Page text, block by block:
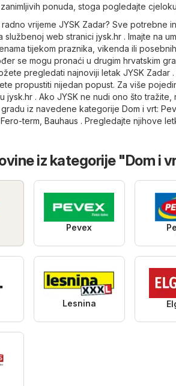
ponuda, stoga pogledajte
vrijeme JYSK Zadar? Sve potrebne
službenoj web stranici jysk.hr . Imajte na
tijekom praznika, vikenda ili
se mogu pronaći u drugim hrvatskim
pregledati najnoviji letak JYSK Zadar
propustiti nijedan popust. Za više
jysk.hr . Ako JYSK ne nudi ono što
iz navedene kategorije Dom i vrt:
Fero-term Bauhaus . Pregledajte njihove
iz kategorije "Dom i
Pevex
Lesnina